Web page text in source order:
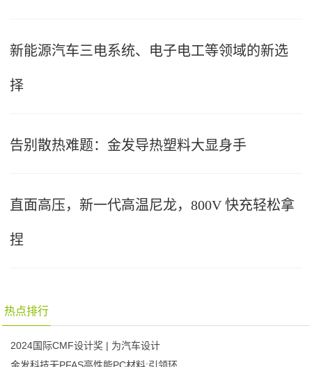
新能源汽车三电系统、电子电工等领域的新选
择
告别散热难题：金发导热塑料大显身手
直面高压，新一代高温尼龙，800V 快充轻松拿
捏
热点排行
2024国际CMF设计奖 | 为汽车设计